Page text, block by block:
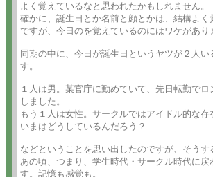
よく覚えているなと思われたかもしれません。
確かに、誕生日とか名前と顔とかは、結構よく
ですが、今日のを覚えているのにはワケがあり
同期の中に、今日が誕生日というヤツが２人い
す。
１人は男。某官庁に勤めていて、先日転勤でロ
しました。
もう１人は女性。サークルではアイドル的な存
いまはどうしているんだろう？
などということを思い出したのですが、そうす
あの頃、つまり、学生時代・サークル時代に戻
す。記憶も感覚も。